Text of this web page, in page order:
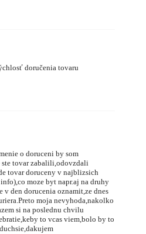
doručenia tovaru
o doruceni by som
tovar zabalili,odovzdali
tovar doruceny v najblizsich
moze byt napr.aj na druhy
v den dorucenia oznamit,ze dnes
moja nevyhoda,nakolko
si na poslednu chvilu
to vcas viem,bolo by to